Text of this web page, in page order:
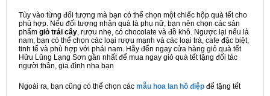
Tùy vào từng đối tượng mà bạn có thể chọn một chiếc hộp quà tết cho
phù hợp. Nếu đối tượng nhận quà là phụ nữ, bạn nên chọn các sản
phẩm giỏ trái cây, rượu nhẹ, có chocolate và đồ khô. Ngược lại nếu là
nam, bạn có thể chọn các loại rượu mạnh và các loại trà, cafe đặc biệt,
tinh tế và phù hợp với phái nam. Hãy đến ngay cửa hàng giỏ quà tết
Hữu Lũng Lạng Sơn gần nhất để mua ngay giỏ quà tết tặng đối tác
người thân, gia đình nha bạn
Ngoài ra, bạn cũng có thể chọn các mẫu hoa lan hồ điệp để tặng tết